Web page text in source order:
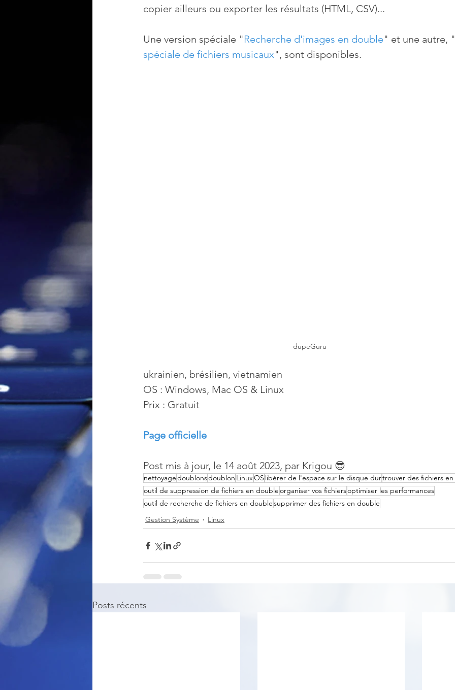
copier ailleurs ou exporter les résultats (HTML, CSV)...
Une version spéciale "Recherche d'images en double" et une autre, "
spéciale de fichiers musicaux", sont disponibles.
dupeGuru
ukrainien, brésilien, vietnamien
OS : Windows, Mac OS & Linux
Prix : Gratuit
Page officielle
Post mis à jour, le 14 août 2023, par Krigou 😎
nettoyagedoublonsdoublon LinuxOS libérer de l'espace sur le disque durtrouver des fichiers
outil de suppression de fichiers en doubleorganiser vos fichiersoptimiser les performances
outil de recherche de fichiers en doublesupprimer des fichiers en double
Gestion Système
Linux
Posts récents